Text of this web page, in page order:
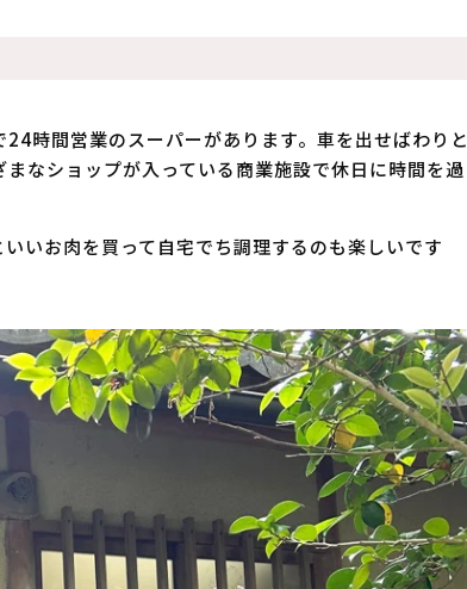
時間営業のスーパーがあります。車を出せばわりと
なショップが入っている商業施設で休日に時間を過
いお肉を買って自宅でち調理するのも楽しいです